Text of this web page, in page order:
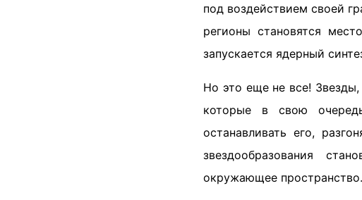
под воздействием своей
регионы становятся
запускается ядерный
Но это еще не все!
которые в свою
останавливать его,
звездообразования
окружающее пространство.